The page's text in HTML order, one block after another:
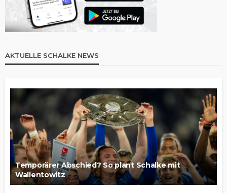
AKTUELLE SCHALKE NEWS
Temporärer Abschied? So plant Schalke mit
Wallentowitz